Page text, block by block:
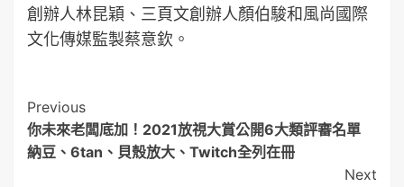
創辦人林昆穎、三頁文創辦人顏伯駿和風尚國際
文化傳媒監製蔡意欽。
Post
Navigation
Previous
你未來老闆底加！2021放視大賞公開6大類評審名單
納豆、6tan、貝殼放大、Twitch全列在冊
Next